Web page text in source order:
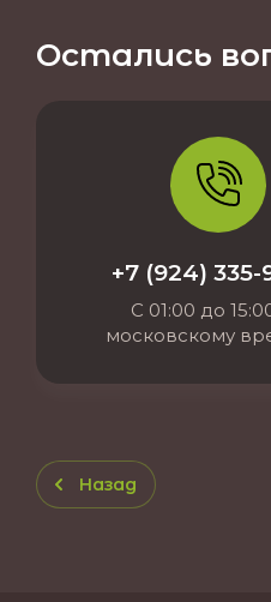
Остались
+7 (924) 335-
С 01:00 до
московскому
Назад